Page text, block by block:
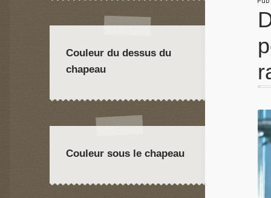
Couleur du dessus du
chapeau
Couleur sous le chapeau